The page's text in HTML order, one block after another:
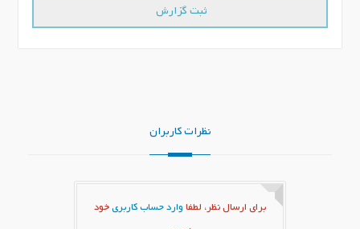
نظرات کاربران
برای ارسال نظر، لطفا وارد حساب کاربری خود